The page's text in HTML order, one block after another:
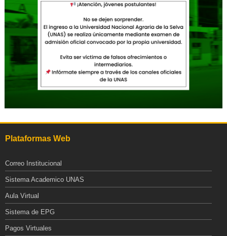
Plataformas Web
Correo Institucional
Sistema Academico UNAS
Aula Virtual
Sistema de EPG
Pagos Virtuales